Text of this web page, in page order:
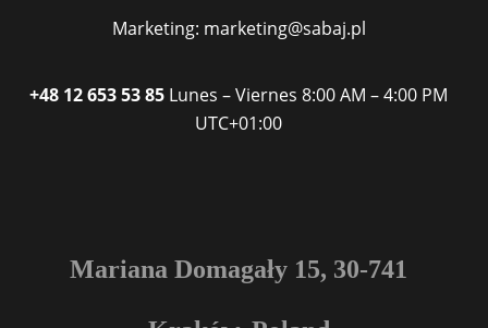
Marketing: marketing@sabaj.pl
+48 12 653 53 85 Lunes – Viernes 8:00 AM – 4:00 PM
UTC+01:00
Mariana Domagały 15, 30-741